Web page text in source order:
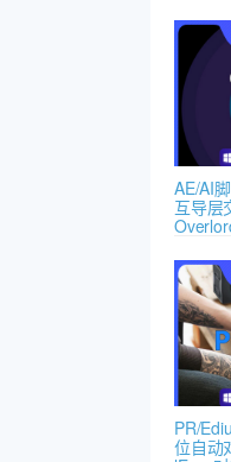
AE/AI
互导层
PR/
位自动